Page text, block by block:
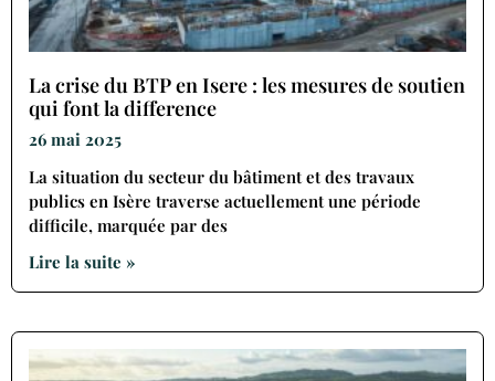
La crise du BTP en Isere : les mesures de soutien
qui font la difference
26 mai 2025
La situation du secteur du bâtiment et des travaux
publics en Isère traverse actuellement une période
difficile, marquée par des
Lire la suite »